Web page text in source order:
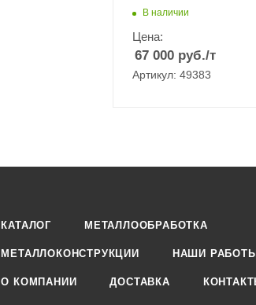
В наличии
Цена:
67 000 руб./т
Артикул: 49383
КАТАЛОГ МЕТАЛЛООБРАБОТКА
МЕТАЛЛОКОНСТРУКЦИИ НАШИ РАБОТЫ
О КОМПАНИИ ДОСТАВКА